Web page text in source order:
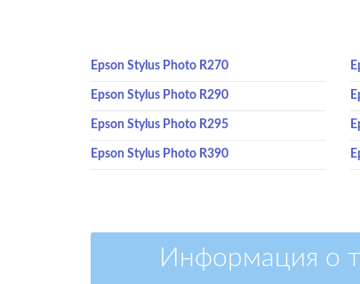
Epson Stylus Photo R270
Epson Stylus Photo R290
Epson Stylus Photo R295
Epson Stylus Photo R390
Информация о